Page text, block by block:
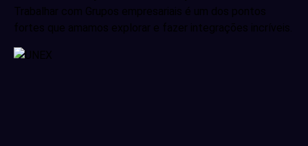
Trabalhar com Grupos empresariais é um dos pontos
fortes que amamos explorar e fazer integrações incríveis.